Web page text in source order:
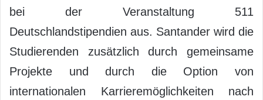
bei der Veranstaltung 511
Deutschlandstipendien aus. Santander wird die
Studierenden zusätzlich durch gemeinsame
Projekte und durch die Option von
internationalen Karrieremöglichkeiten nach